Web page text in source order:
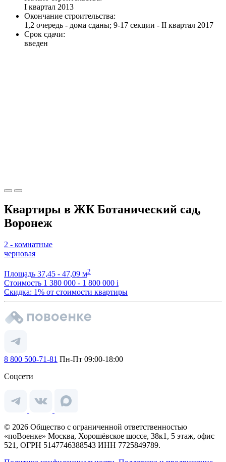
I квартал 2013
Окончание строительства:
1,2 очередь - дома сданы; 9-17 секции - II квартал 2017
Срок сдачи:
введен
Квартиры в ЖК Ботанический сад,
Воронеж
2 - комнатные
черновая
Площадь 37,45 - 47,09 м2
Стоимость 1 380 000 - 1 800 000 i
Скидка: 1% от стоимости квартиры
8 800 500-71-81 Пн-Пт 09:00-18:00
Соцсети
© 2026 Общество с ограниченной ответственностью
«поВоенке» Москва, Хорошёвское шоссе, 38к1, 5 этаж, офис
521, ОГРН 5147746388543 ИНН 7725849789.